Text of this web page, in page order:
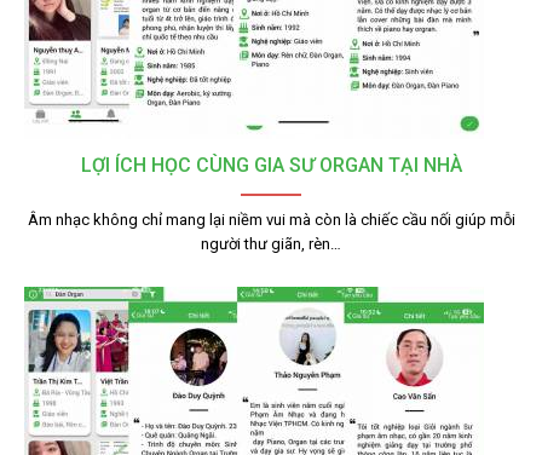
LỢI ÍCH HỌC CÙNG GIA SƯ ORGAN TẠI NHÀ
Âm nhạc không chỉ mang lại niềm vui mà còn là chiếc cầu nối giúp mỗi
người thư giãn, rèn…